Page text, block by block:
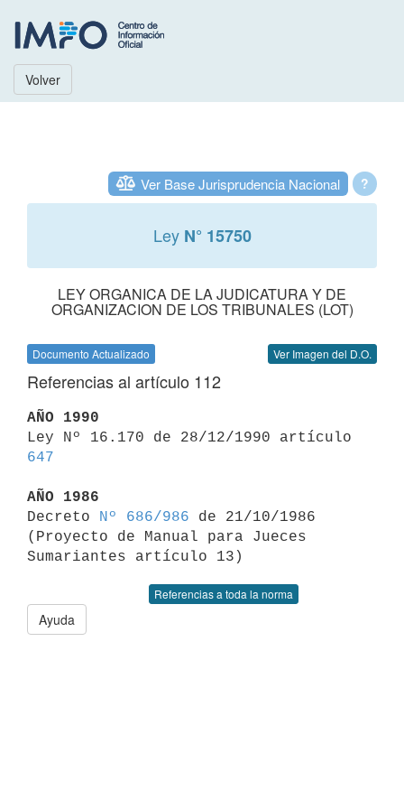
Volver
?
Ver Base Jurisprudencia Nacional
Ley N° 15750
LEY ORGANICA DE LA JUDICATURA Y DE
ORGANIZACION DE LOS TRIBUNALES (LOT)
Documento Actualizado Ver Imagen del D.O.
Referencias al artículo 112
AÑO 1990
647
AÑO 1986
Decreto
Nº 686/986 de 21/10/1986
(Proyecto de Manual para Jueces
Referencias a toda la norma
Ayuda